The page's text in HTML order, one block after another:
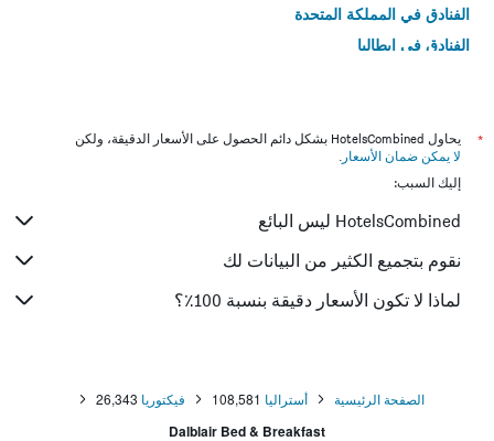
الفنادق في المملكة المتحدة
الفنادق في إيطاليا
*
يحاول HotelsCombined بشكل دائم الحصول على الأسعار الدقيقة، ولكن
لا يمكن ضمان الأسعار .
إليك السبب:
HotelsCombined ليس البائع
نقوم بتجميع الكثير من البيانات لك
لماذا لا تكون الأسعار دقيقة بنسبة 100٪؟
الصفحة الرئيسية أستراليا 108,581 فيكتوريا 26,343
Dalblair Bed & Breakfast